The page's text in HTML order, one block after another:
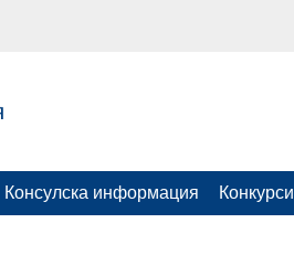
Консулска информация Конкурси